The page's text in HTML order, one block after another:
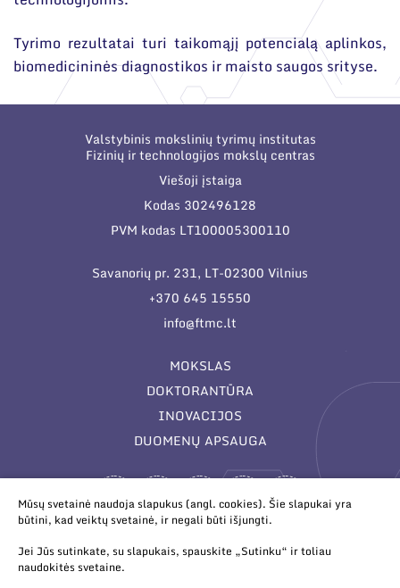
Tyrimo rezultatai turi taikomąjį potencialą aplinkos,
biomedicininės diagnostikos ir maisto saugos srityse.
Valstybinis mokslinių tyrimų institutas
Fizinių ir technologijos mokslų centras
Viešoji įstaiga
Kodas 302496128
PVM kodas LT100005300110
Savanorių pr. 231, LT-02300 Vilnius
+370 645 15550
info@ftmc.lt
MOKSLAS
DOKTORANTŪRA
INOVACIJOS
DUOMENŲ APSAUGA
© 2026 Valstybinis mokslinių tyrimų institutas Fizinių ir
Mūsų svetainė naudoja slapukus (angl. cookies). Šie slapukai yra
būtini, kad veiktų svetainė, ir negali būti išjungti.
Jei Jūs sutinkate, su slapukais, spauskite „Sutinku“ ir toliau
naudokitės svetaine.